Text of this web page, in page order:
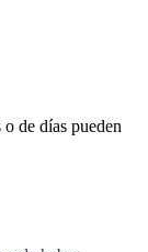
o de días pueden